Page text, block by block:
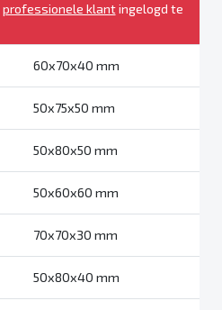
professionele klantingelogd te
60x70x40 mm
50x75x50 mm
50x80x50 mm
50x60x60 mm
70x70x30 mm
50x80x40 mm